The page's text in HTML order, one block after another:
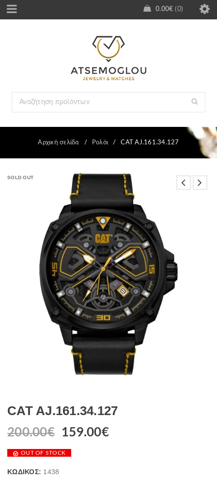
0.00€ 0
Αρχική σελίδα / Ρολόι / CAT AJ.161.34.127
SOLD OUT
CAT AJ.161.34.127
200.00€ 159.00€
OUT OF STOCK
ΚΩΔΙΚΌΣ: 1438